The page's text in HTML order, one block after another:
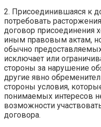
2. Присоединившаяся к
потребовать
договор присоединения
иным правовым актам,
обычно
исключает или
стороны за нарушение
другие явно
стороны условия,
понимаемых интересов
возможности
договора.